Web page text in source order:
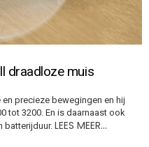
draadloze muis
precieze bewegingen en hij
tot 3200. En is daarnaast ook
batterijduur. LEES MEER…